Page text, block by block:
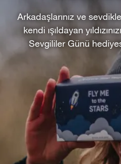
Arkadaşlarınız ve
kendi ışıldayan
Sevgililer Günü